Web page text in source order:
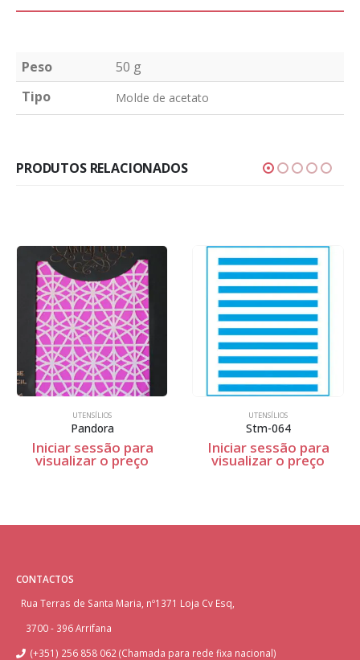
Peso
50 g
Tipo
Molde de acetato
PRODUTOS RELACIONADOS
UTENSÍLIOS
Pandora
Iniciar sessão para
visualizar o preço
UTENSÍLIOS
Stm-064
Iniciar sessão para
visualizar o preço
CONTACTOS
Rua Terras de Santa Maria, nº1371 Loja Cv Esq,
3700 - 396 Arrifana
(+351) 256 858 062 (Chamada para rede fixa nacional)